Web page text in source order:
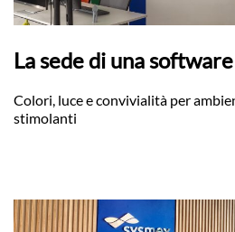
La sede di una
Colori, luce e convivialità per
stimolanti